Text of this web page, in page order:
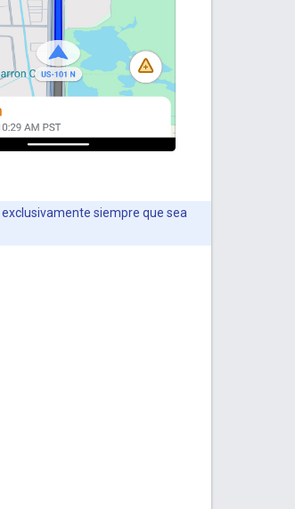
exclusivamente siempre que sea